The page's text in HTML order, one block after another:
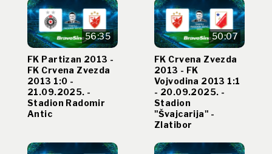
56:35
FK Partizan 2013 -
FK Crvena Zvezda
2013 1:0 -
21.09.2025. -
Stadion Radomir
Antic
50:07
FK Crvena Zvezda
2013 - FK
Vojvodina 2013 1:1
- 20.09.2025. -
Stadion
"Švajcarija" -
Zlatibor